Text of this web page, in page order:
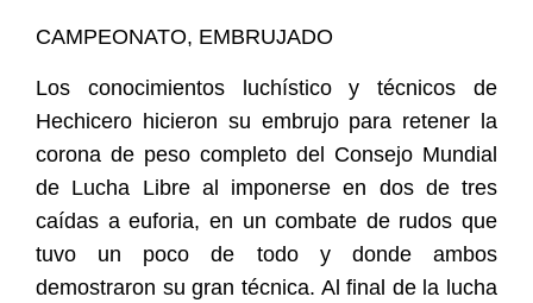
CAMPEONATO, EMBRUJADO
Los conocimientos luchístico y técnicos de
Hechicero hicieron su embrujo para retener la
corona de peso completo del Consejo Mundial
de Lucha Libre al imponerse en dos de tres
caídas a euforia, en un combate de rudos que
tuvo un poco de todo y donde ambos
demostraron su gran técnica. Al final de la lucha